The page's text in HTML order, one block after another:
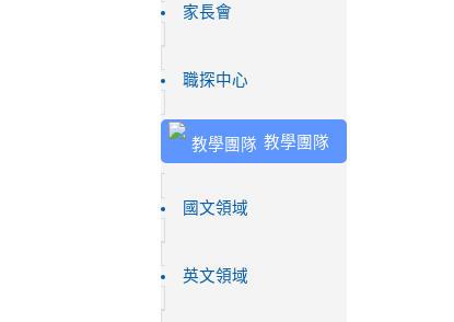
家長會
職探中心
教學團隊
國文領域
英文領域